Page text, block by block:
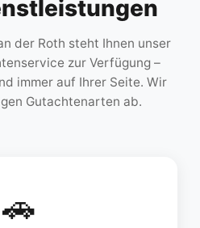
der Roth steht Ihnen unser
zur Verfügung –
immer auf Ihrer Seite. Wir
Gutachtenarten ab.
🚗